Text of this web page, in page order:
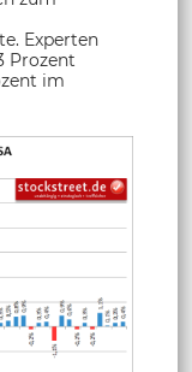
Experten
Prozent
im